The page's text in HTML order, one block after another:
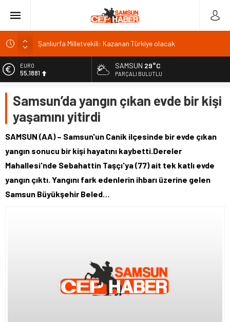
Trabzonspor’da kombine satışında rekor: 18 bin
Van’da Sahil Yolu kavşak düzenlemesi tamamlandı
Van Gölü’ne 4 yeni ücretsiz halk plajı yapılacak
EURO
55,1881
6.660,55
BİST
13.779,39
47,7111
SAMSUN 29°C
PARÇALI BULUTLU
Samsun’da yangın çıkan evde bir kişi
yaşamını yitirdi
SAMSUN (AA) – Samsun'un Canik ilçesinde bir evde çıkan
yangın sonucu bir kişi hayatını kaybetti.Dereler
Mahallesi'nde Sebahattin Taşçı'ya (77) ait tek katlı evde
yangın çıktı. Yangını fark edenlerin ihbarı üzerine gelen
Samsun Büyükşehir Beled…